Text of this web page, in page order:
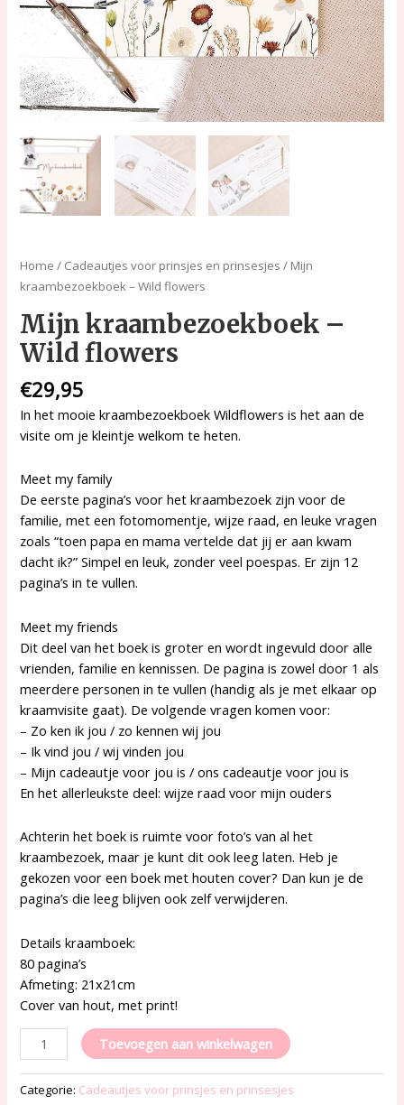
Home / Cadeautjes voor prinsjes en prinsesjes / Mijn
kraambezoekboek – Wild flowers
Mijn kraambezoekboek –
Wild flowers
€29,95
In het mooie kraambezoekboek Wildflowers is het aan de
visite om je kleintje welkom te heten.
Meet my family
De eerste pagina’s voor het kraambezoek zijn voor de
familie, met een fotomomentje, wijze raad, en leuke vragen
zoals “toen papa en mama vertelde dat jij er aan kwam
dacht ik?” Simpel en leuk, zonder veel poespas. Er zijn 12
pagina’s in te vullen.
Meet my friends
Dit deel van het boek is groter en wordt ingevuld door alle
vrienden, familie en kennissen. De pagina is zowel door 1 als
meerdere personen in te vullen (handig als je met elkaar op
kraamvisite gaat). De volgende vragen komen voor:
– Zo ken ik jou / zo kennen wij jou
– Ik vind jou / wij vinden jou
– Mijn cadeautje voor jou is / ons cadeautje voor jou is
En het allerleukste deel: wijze raad voor mijn ouders
Achterin het boek is ruimte voor foto’s van al het
kraambezoek, maar je kunt dit ook leeg laten. Heb je
gekozen voor een boek met houten cover? Dan kun je de
pagina’s die leeg blijven ook zelf verwijderen.
Details kraamboek:
80 pagina’s
Afmeting: 21x21cm
Cover van hout, met print!
Toevoegen aan winkelwagen
Categorie: Cadeautjes voor prinsjes en prinsesjes